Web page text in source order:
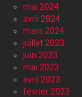
mai 2024
avril 2024
mars 2024
juillet 2023
juin 2023
mai 2023
avril 2023
février 2023